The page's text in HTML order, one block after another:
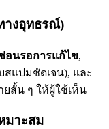
างอุทธรณ์)
อนรอการแก้ไข,
สแปมชัดเจน), และ
สั้น ๆ ให้ผู้ใช้เห็น
มาะสม